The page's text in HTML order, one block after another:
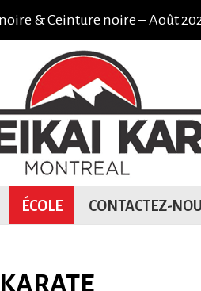
& Ceinture noire – Août
ÉCOLE CONTACTEZ-